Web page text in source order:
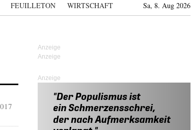
FEUILLETON WIRTSCHAFT Sa, 8. Aug 2026
Anzeige